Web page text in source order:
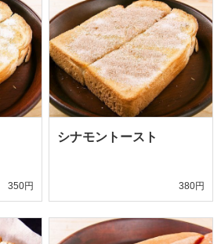
350円
シナモントースト
380円